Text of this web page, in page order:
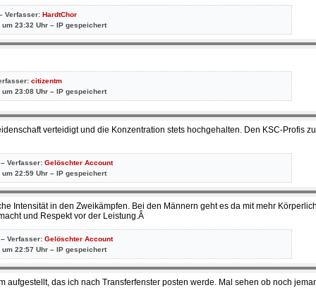
Verfasser: HardtChor
23:32 Uhr – IP gespeichert
citizentm
23:08 Uhr – IP gespeichert
verteidigt und die Konzentration stets hochgehalten. Den KSC-Profis
Verfasser: Gelöschter Account
22:59 Uhr – IP gespeichert
Intensität in den Zweikämpfen. Bei den Männern geht es da mit mehr
und Respekt vor der Leistung.Â
Verfasser: Gelöschter Account
22:57 Uhr – IP gespeichert
aufgestellt, das ich nach Transferfenster posten werde. Mal sehen ob noch